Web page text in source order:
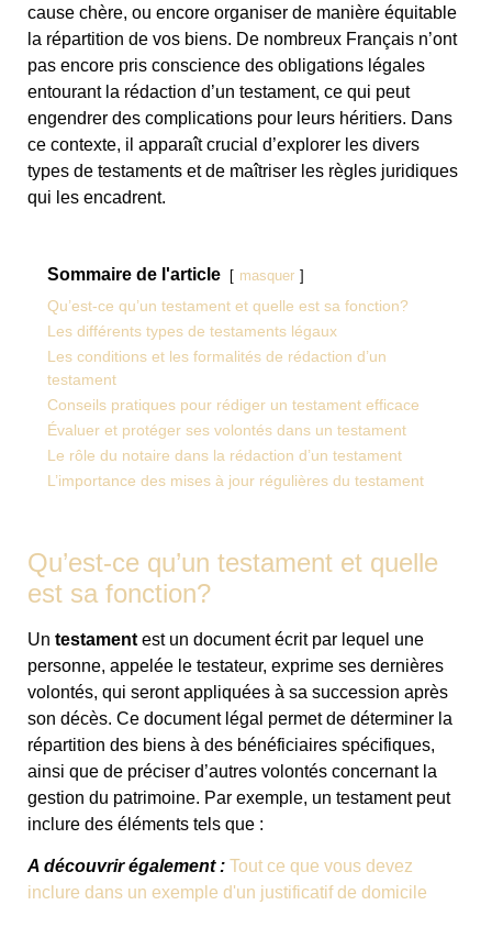
cause chère, ou encore organiser de manière équitable
la répartition de vos biens. De nombreux Français n’ont
pas encore pris conscience des obligations légales
entourant la rédaction d’un testament, ce qui peut
engendrer des complications pour leurs héritiers. Dans
ce contexte, il apparaît crucial d’explorer les divers
types de testaments et de maîtriser les règles juridiques
qui les encadrent.
Sommaire de l'article masquer
Qu’est-ce qu’un testament et quelle est sa fonction?
Les différents types de testaments légaux
Les conditions et les formalités de rédaction d’un
testament
Conseils pratiques pour rédiger un testament efficace
Évaluer et protéger ses volontés dans un testament
Le rôle du notaire dans la rédaction d’un testament
L’importance des mises à jour régulières du testament
Qu’est-ce qu’un testament et quelle
est sa fonction?
Un testament est un document écrit par lequel une
personne, appelée le testateur, exprime ses dernières
volontés, qui seront appliquées à sa succession après
son décès. Ce document légal permet de déterminer la
répartition des biens à des bénéficiaires spécifiques,
ainsi que de préciser d’autres volontés concernant la
gestion du patrimoine. Par exemple, un testament peut
inclure des éléments tels que :
A découvrir également : Tout ce que vous devez
inclure dans un exemple d'un justificatif de domicile